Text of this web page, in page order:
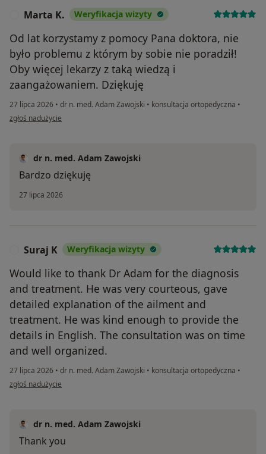
Marta K. Weryfikacja wizyty
Od lat korzystamy z pomocy Pana doktora, nie
było problemu z którym by sobie nie poradził!
Oby więcej lekarzy z taką wiedzą i
zaangażowaniem. Dziękuję
27 lipca 2026 • dr n. med. Adam Zawojski • konsultacja ortopedyczna •
w opinii użytkownika Marta K.
zgłoś nadużycie
dr n. med. Adam Zawojski
Bardzo dziękuję
27 lipca 2026
Suraj K Weryfikacja wizyty
Would like to thank Dr Adam for the diagnosis
and treatment. He was very courteous, gave
detailed explanation of the ailment and
treatment. He was kind enough to provide the
details in English. The consultation was on time
and well organized.
27 lipca 2026 • dr n. med. Adam Zawojski • konsultacja ortopedyczna •
w opinii użytkownika Suraj K
zgłoś nadużycie
dr n. med. Adam Zawojski
Thank you